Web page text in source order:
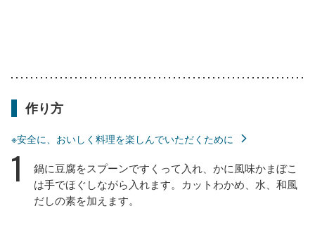
作り方
※安全に、おいしく料理を楽しんでいただくために
1
鍋に豆腐をスプーンですくって入れ、かに風味かまぼこ
は手でほぐしながら入れます。カットわかめ、水、和風
だしの素を加えます。